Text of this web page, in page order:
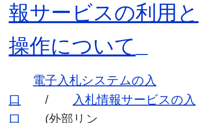
報サービスの利用と
操作について
電子入札システムの入
口
/
入札情報サービスの入
口
(外部リン